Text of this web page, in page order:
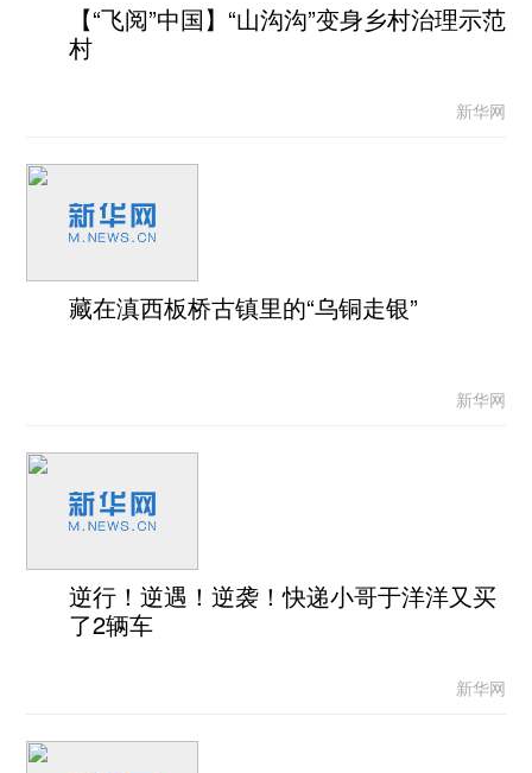
【“飞阅”中国】“山沟沟”变身乡村治理示范
村
新华网
藏在滇西板桥古镇里的“乌铜走银”
新华网
逆行！逆遇！逆袭！快递小哥于洋洋又买
了2辆车
新华网